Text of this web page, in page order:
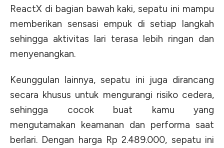
ReactX di bagian bawah kaki, sepatu ini mampu
memberikan sensasi empuk di setiap langkah
sehingga aktivitas lari terasa lebih ringan dan
menyenangkan.
Keunggulan lainnya, sepatu ini juga dirancang
secara khusus untuk mengurangi risiko cedera,
sehingga cocok buat kamu yang
mengutamakan keamanan dan performa saat
berlari. Dengan harga Rp 2.489.000, sepatu ini